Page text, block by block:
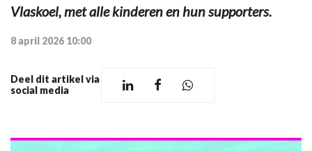
Vlaskoel, met alle kinderen en hun supporters.
8 april 2026 10:00
Deel dit artikel via
social media